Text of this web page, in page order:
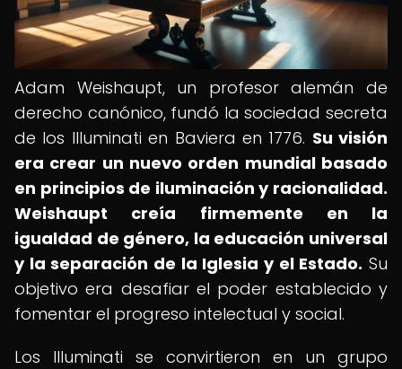
Adam Weishaupt, un profesor alemán de
derecho canónico, fundó la sociedad secreta
de los Illuminati en Baviera en 1776. Su visión
era crear un nuevo orden mundial basado
en principios de iluminación y racionalidad.
Weishaupt creía firmemente en la
igualdad de género, la educación universal
y la separación de la Iglesia y el Estado. Su
objetivo era desafiar el poder establecido y
fomentar el progreso intelectual y social.
Los Illuminati se convirtieron en un grupo